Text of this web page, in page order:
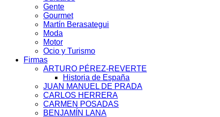
Gente
Gourmet
Martín Berasategui
Moda
Motor
Ocio y Turismo
Firmas
ARTURO PÉREZ-REVERTE
Historia de España
JUAN MANUEL DE PRADA
CARLOS HERRERA
CARMEN POSADAS
BENJAMÍN LANA